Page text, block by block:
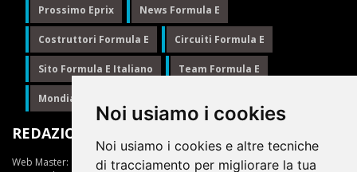
Noi usiamo i cookies
Noi usiamo i cookies e altre tecniche
di tracciamento per migliorare la tua
Prossimo Eprix News Formula E
Costruttori Formula E Circuiti Formula E
Sito Formula E Italiano Team Formula E
Mondiale Formula E
REDAZIONE
Web Master:
Ing.Daniele Muscarella